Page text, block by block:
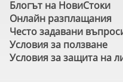
Блогът на НовиСтоки
Онлайн разплащания
Често задавани
Условия за ползване
Условия за защита на